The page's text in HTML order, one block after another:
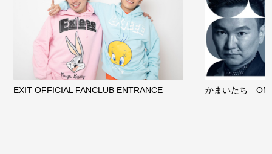
EXIT OFFICIAL FANCLUB ENTRANCE かまいたち